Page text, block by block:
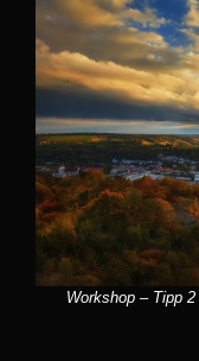
Workshop – Tipp 2